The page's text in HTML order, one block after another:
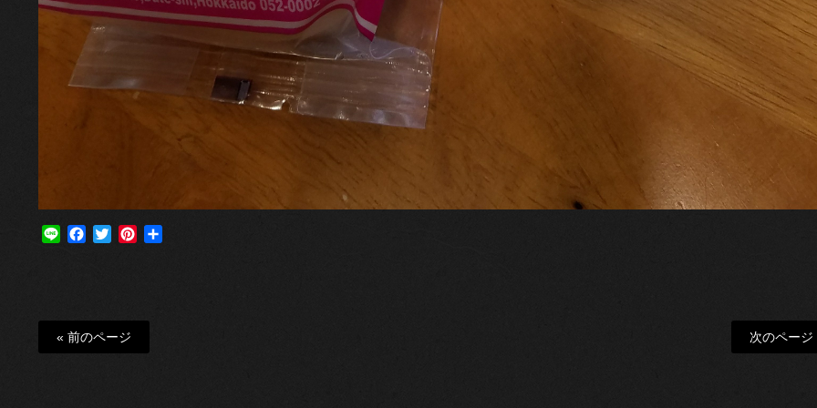
Line Facebook
TwitterPinterest
« 前のページ 次のページ